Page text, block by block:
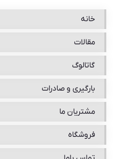
خانه
مقالات
گاتالوگ
بارگیری و صادرات
مشتریان ما
فروشگاه